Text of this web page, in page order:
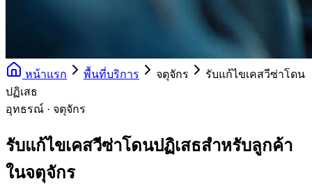
หน้าแรก พื้นที่บริการ จตุจักร
รับแก้ไขเคสวีซ่าโดน
ปฏิเสธ
อุทธรณ์ · จตุจักร
รับแก้ไขเคสวีซ่าโดนปฏิเสธสำหรับลูกค้า
ในจตุจักร